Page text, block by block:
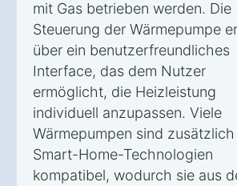
mit Gas betrieben werden. Die
Steuerung der Wärmepumpe
über ein benutzerfreundliches
Interface, das dem Nutzer
ermöglicht, die Heizleistung
individuell anzupassen. Viele
Wärmepumpen sind
Smart-Home-Technologien
kompatibel, wodurch sie aus